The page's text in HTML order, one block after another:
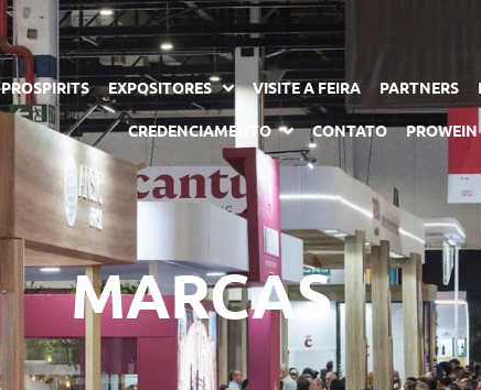
PROSPIRITS EXPOSITORES VISITE A FEIRA PARTNERS
CREDENCIAMENTO CONTATO
MARCAS